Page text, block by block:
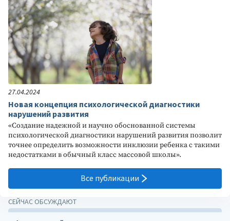
27.04.2024
Новая концепция психологической диагностики
нарушений развития
«Создание надежной и научно обоснованной системы
психологической диагностики нарушений развития позволит
точнее определить возможности инклюзии ребенка с такими
недостатками в обычный класс массовой школы».
Все публикации
СЕЙЧАС ОБСУЖДАЮТ